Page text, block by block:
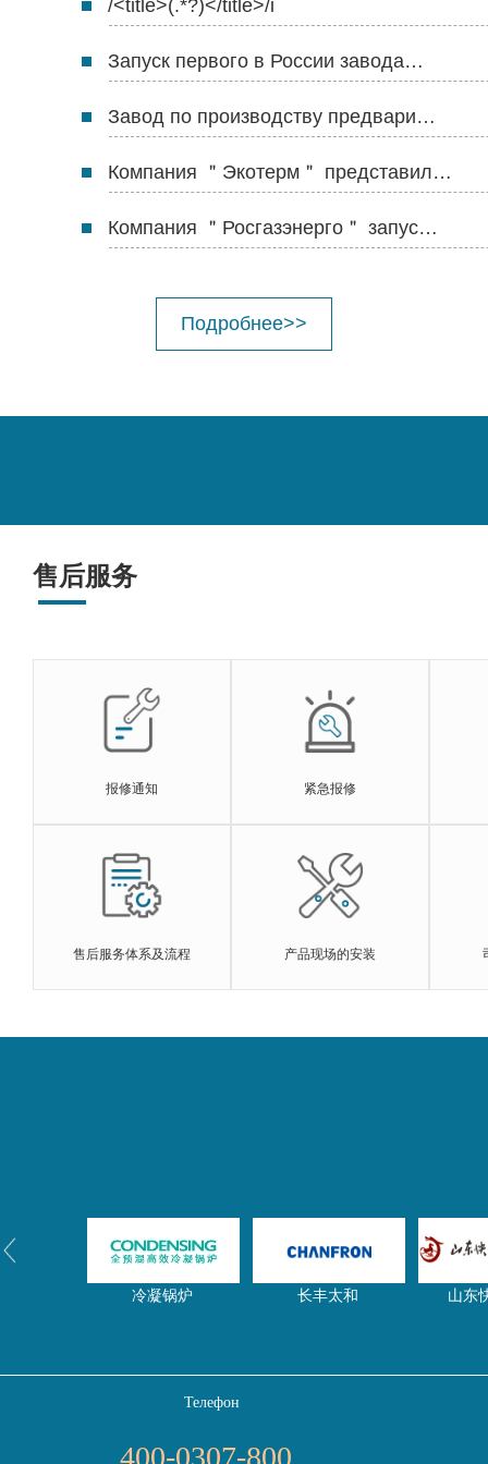
/<title>(.*?)</title>/i
Запуск первого в России завода…
Завод по производству предвари…
Компания ＂Экотерм＂ представил…
Компания ＂Росгазэнерго＂ запус…
Подробнее>>
售后服务
报修通知 紧急报修
售后服务体系及流程 产品现场的安装
冷凝锅炉 长丰太和 山东
净水器网Телефон
400-0307-800